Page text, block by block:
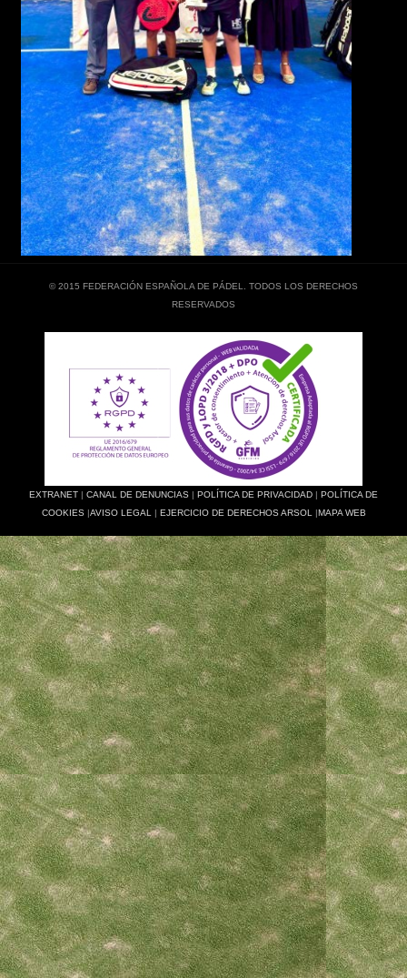
© 2015 FEDERACIÓN ESPAÑOLA DE PÁDEL. TODOS LOS DERECHOS
RESERVADOS
EXTRANET | CANAL DE DENUNCIAS | POLÍTICA DE PRIVACIDAD | POLÍTICA DE
COOKIES|AVISO LEGAL | EJERCICIO DE DERECHOS ARSOL |MAPA WEB